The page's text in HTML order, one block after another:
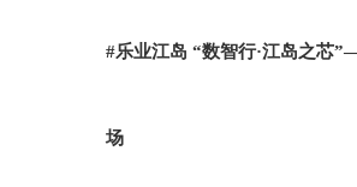
#乐业江岛 “数智行·江岛之芯
场